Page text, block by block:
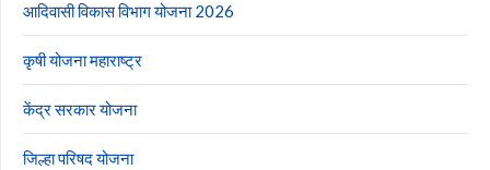
आदिवासी विकास विभाग योजना 2026
कृषी योजना महाराष्ट्र
केंद्र सरकार योजना
जिल्हा परिषद योजना